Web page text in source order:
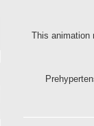
This animation